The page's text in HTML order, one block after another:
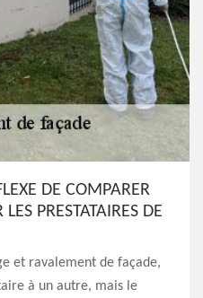
DE COMPARER
PRESTATAIRES DE
et ravalement de façade,
à un autre, mais le